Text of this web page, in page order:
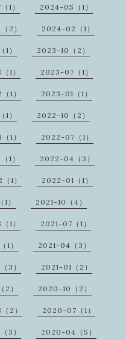
1） 2024-05（1）
2） 2024-02（1）
） 2023-10（2）
1） 2023-07（1）
1） 2023-01（1）
） 2022-10（2）
1） 2022-07（1）
1） 2022-04（3）
1） 2022-01（1）
） 2021-10（4）
1） 2021-07（1）
1） 2021-04（3）
3） 2021-01（2）
2） 2020-10（2）
2） 2020-07（1）
3） 2020-04（5）